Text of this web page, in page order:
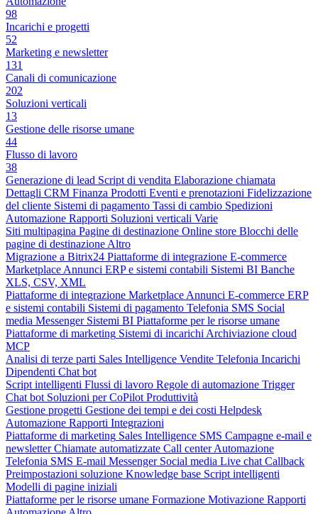
98
Incarichi e progetti
52
Marketing e newsletter
131
Canali di comunicazione
202
Soluzioni verticali
13
Gestione delle risorse umane
44
Flusso di lavoro
38
Generazione di lead Script di vendita Elaborazione chiamata
Dettagli CRM Finanza Prodotti Eventi e prenotazioni Fidelizzazione
del cliente Sistemi di pagamento Tassi di cambio Spedizioni
Automazione Rapporti Soluzioni verticali Varie
Siti multipagina Pagine di destinazione Online store Blocchi delle
pagine di destinazione Altro
Migrazione a Bitrix24 Piattaforme di integrazione E-commerce
Marketplace Annunci ERP e sistemi contabili Sistemi BI Banche
XLS, CSV, XML
Piattaforme di integrazione Marketplace Annunci E-commerce ERP
e sistemi contabili Sistemi di pagamento Telefonia SMS Social
media Messenger Sistemi BI Piattaforme per le risorse umane
Piattaforme di marketing Sistemi di incarichi Archiviazione cloud
MCP
Analisi di terze parti Sales Intelligence Vendite Telefonia Incarichi
Dipendenti Chat bot
Script intelligenti Flussi di lavoro Regole di automazione Trigger
Chat bot Soluzioni per CoPilot Produttività
Gestione progetti Gestione dei tempi e dei costi Helpdesk
Automazione Rapporti Integrazioni
Piattaforme di marketing Sales Intelligence SMS Campagne e-mail e
newsletter Chiamate automatizzate Call center Automazione
Telefonia SMS E-mail Messenger Social media Live chat Callback
Preimpostazioni soluzione Knowledge base Script intelligenti
Modelli di pagine iniziali
Piattaforme per le risorse umane Formazione Motivazione Rapporti